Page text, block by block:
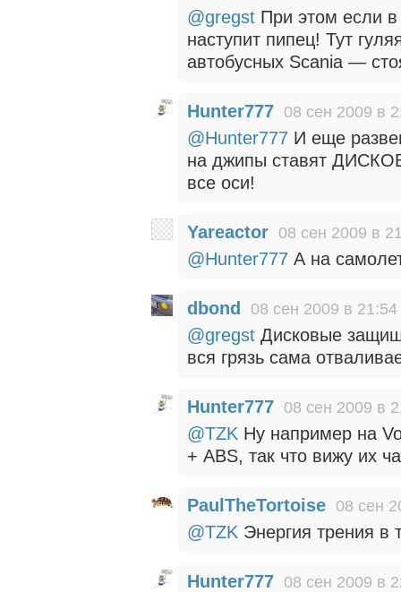
@gregst При этом если
наступит пипец! Тут
автобусных Scania —
Hunter777 08 сен 2009 в
@Hunter777 И еще
на джипы ставят
все оси!
Yareactor 08 сен 2009 в
@Hunter777 А на
dbond 08 сен 2009 в 21:54
@gregst Дисковые
вся грязь сама
Hunter777 08 сен 2009 в
@TZK Ну например на
+ ABS, так что вижу их
PaulTheTortoise 08 сен
@TZK Энергия трения в
Hunter777 08 сен 2009 в